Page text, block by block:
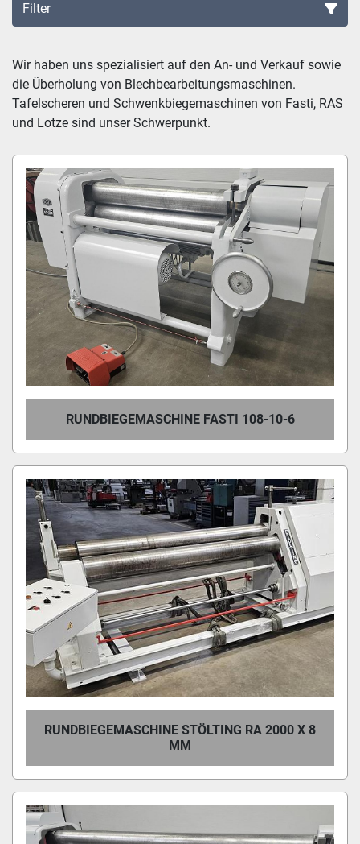
Filter
Sortieren nach
Wir haben uns spezialisiert auf den An- und Verkauf sowie
die Überholung von Blechbearbeitungsmaschinen.
Tafelscheren und Schwenkbiegemaschinen von Fasti, RAS
und Lotze sind unser Schwerpunkt.
RUNDBIEGEMASCHINE FASTI 108-10-6
RUNDBIEGEMASCHINE STÖLTING RA 2000 X 8
MM